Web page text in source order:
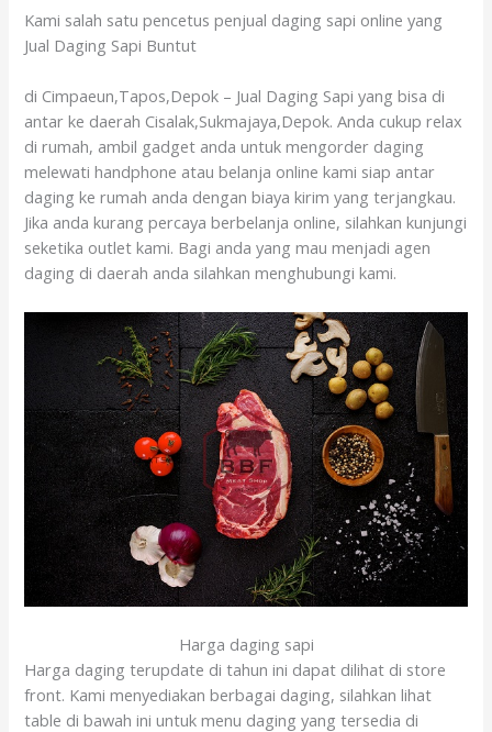
Kami salah satu pencetus penjual daging sapi online yang
Jual Daging Sapi Buntut
di Cimpaeun,Tapos,Depok – Jual Daging Sapi yang bisa di
antar ke daerah Cisalak,Sukmajaya,Depok. Anda cukup relax
di rumah, ambil gadget anda untuk mengorder daging
melewati handphone atau belanja online kami siap antar
daging ke rumah anda dengan biaya kirim yang terjangkau.
Jika anda kurang percaya berbelanja online, silahkan kunjungi
seketika outlet kami. Bagi anda yang mau menjadi agen
daging di daerah anda silahkan menghubungi kami.
Harga daging sapi
Harga daging terupdate di tahun ini dapat dilihat di store
front. Kami menyediakan berbagai daging, silahkan lihat
table di bawah ini untuk menu daging yang tersedia di